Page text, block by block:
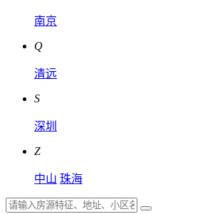
南京
Q
清远
S
深圳
Z
中山 珠海